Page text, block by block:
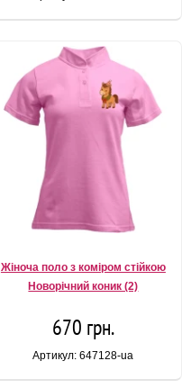
Жіноча поло з коміром стійкою
Новорічний коник (2)
670 грн.
Артикул: 647128-ua